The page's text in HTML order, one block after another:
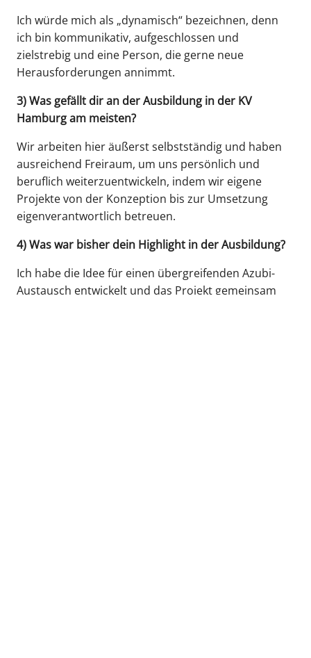
Ich würde mich als „dynamisch“ bezeichnen, denn
ich bin kommunikativ, aufgeschlossen und
zielstrebig und eine Person, die gerne neue
Herausforderungen annimmt.
3) Was gefällt dir an der Ausbildung in der KV
Hamburg am meisten?
Wir arbeiten hier äußerst selbstständig und haben
ausreichend Freiraum, um uns persönlich und
beruflich weiterzuentwickeln, indem wir eigene
Projekte von der Konzeption bis zur Umsetzung
eigenverantwortlich betreuen.
4) Was war bisher dein Highlight in der Ausbildung?
Ich habe die Idee für einen übergreifenden Azubi-
Austausch entwickelt und das Projekt gemeinsam